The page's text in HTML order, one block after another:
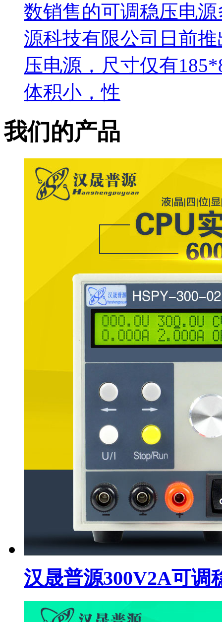
数销售的可调稳压电
源科技有限公司日前
压电源，尺寸仅有
体积小，性
我们的产品
汉晟普源300V2A可调